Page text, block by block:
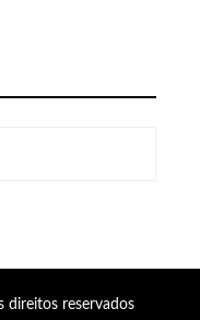
direitos reservados